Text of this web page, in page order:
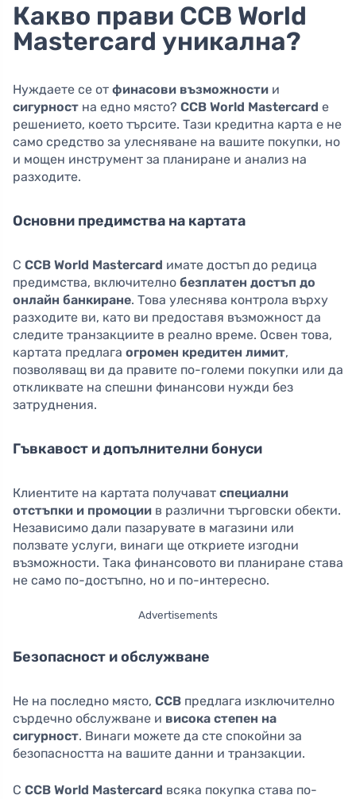
Какво прави CCB World
Mastercard уникална?
Нуждаете се от финасови възможности и
сигурност на едно място? CCB World Mastercard е
решението, което търсите. Тази кредитна карта е не
само средство за улесняване на вашите покупки, но
и мощен инструмент за планиране и анализ на
разходите.
Основни предимства на картата
С CCB World Mastercard имате достъп до редица
предимства, включително безплатен достъп до
онлайн банкиране. Това улеснява контрола върху
разходите ви, като ви предоставя възможност да
следите транзакциите в реално време. Освен това,
картата предлага огромен кредитен лимит,
позволяващ ви да правите по-големи покупки или да
откликвате на спешни финансови нужди без
затруднения.
Гъвкавост и допълнителни бонуси
Клиентите на картата получават специални
отстъпки и промоции в различни търговски обекти.
Независимо дали пазарувате в магазини или
ползвате услуги, винаги ще откриете изгодни
възможности. Така финансовото ви планиране става
не само по-достъпно, но и по-интересно.
Advertisements
Безопасност и обслужване
Не на последно място, CCB предлага изключително
сърдечно обслужване и висока степен на
сигурност. Винаги можете да сте спокойни за
безопасността на вашите данни и транзакции.
С CCB World Mastercard всяка покупка става по-